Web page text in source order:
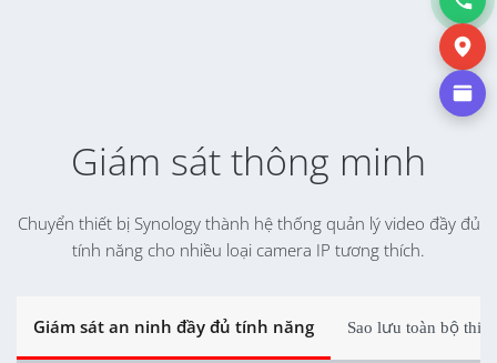
Giám sát thông minh
Chuyển thiết bị Synology thành hệ thống quản lý video đầy đủ
tính năng cho nhiều loại camera IP tương thích.
Giám sát an ninh đầy đủ tính năng Sao lưu toàn bộ